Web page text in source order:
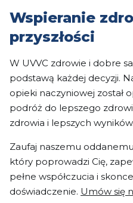
Wspieranie
przyszłości
W UVVC zdrowie i dobre
podstawą każdej decyzji.
opieki naczyniowej został
podróż do lepszego
zdrowia i lepszych wyników.
Zaufaj naszemu
który poprowadzi Cię,
pełne współczucia i
doświadczenie. Umów się